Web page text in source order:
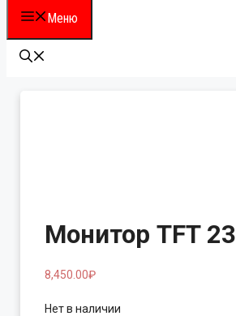
Меню
Монитор TFT 23
8,450.00₽
Нет в наличии